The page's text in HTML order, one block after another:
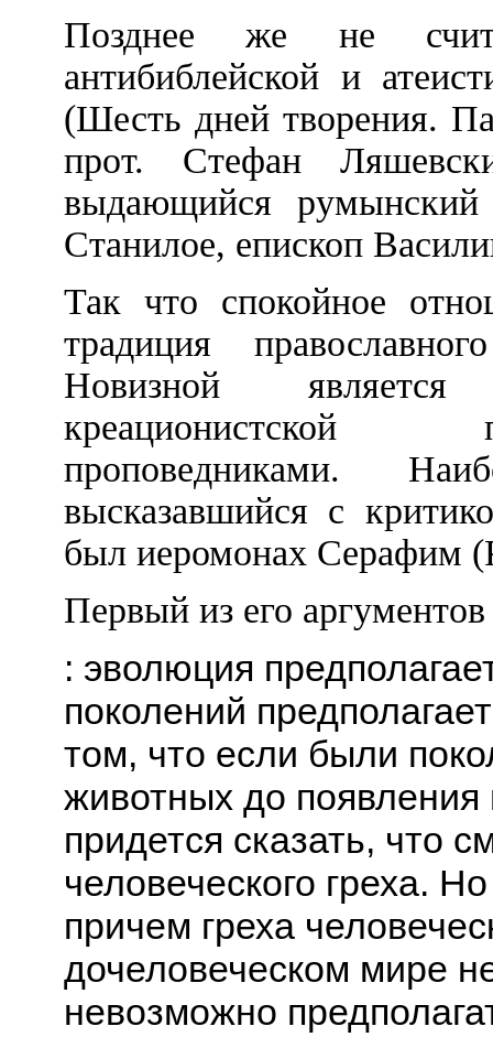
Позднее же не
антибиблейской и
(Шесть дней творения.
прот. Стефан
выдающийся
Станилое, епископ
Так что спокойное
традиция
Новизной является
креационистской
проповедниками.
высказавшийся с
был иеромонах Серафим
Первый из его аргументов
: эволюция
поколений
том, что если были
животных до появления
придется сказать, что
человеческого греха.
причем греха
дочеловеческом мире
невозможно